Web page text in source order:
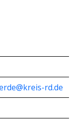
rd.de